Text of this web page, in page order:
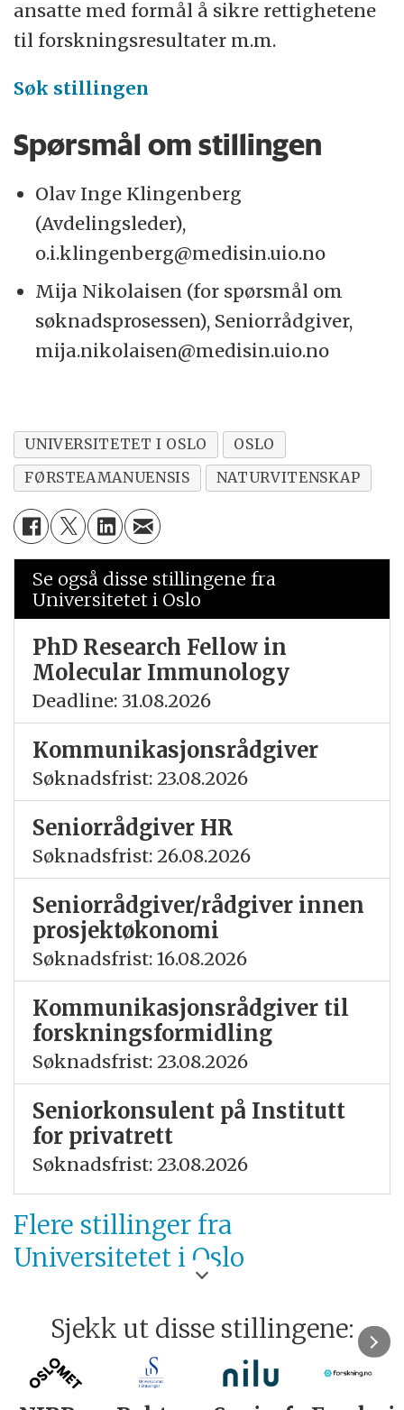
ansatte med formål å sikre rettighetene
til forskningsresultater m.m.
Søk stillingen
Spørsmål om stillingen
Olav Inge Klingenberg
(Avdelingsleder),
o.i.klingenberg@medisin.uio.no
Mija Nikolaisen (for spørsmål om
søknadsprosessen), Seniorrådgiver,
mija.nikolaisen@medisin.uio.no
UNIVERSITETET I OSLO
OSLO
FØRSTEAMANUENSIS
NATURVITENSKAP
Se også disse stillingene fra
Universitetet i Oslo
PhD Research Fellow in
Molecular Immunology
Deadline: 31.08.2026
Kommunikasjonsrådgiver
Søknadsfrist: 23.08.2026
Seniorrådgiver HR
Søknadsfrist: 26.08.2026
Seniorrådgiver/rådgiver innen
prosjektøkonomi
Søknadsfrist: 16.08.2026
Kommunikasjonsrådgiver til
forskningsformidling
Søknadsfrist: 23.08.2026
Seniorkonsulent på Institutt
for privatrett
Søknadsfrist: 23.08.2026
Flere stillinger fra
Universitetet i Oslo
Sjekk ut disse stillingene: